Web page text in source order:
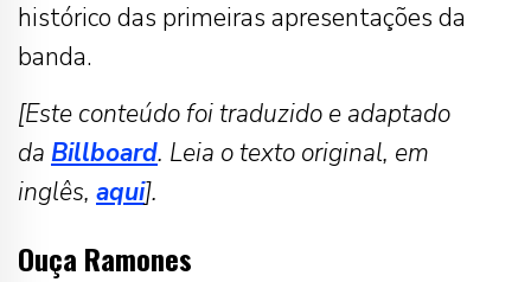
histórico das primeiras apresentações da
banda.
[Este conteúdo foi traduzido e adaptado
da Billboard. Leia o texto original, em
inglês, aqui].
Ouça Ramones